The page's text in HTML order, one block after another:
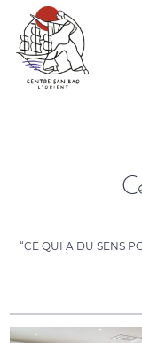
“CE QUI A DU SENS